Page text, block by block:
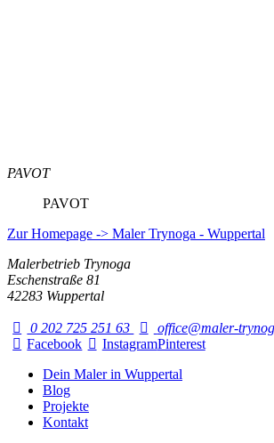
PAVOT
PAVOT
Zur Homepage -> Maler Trynoga - Wuppertal
Malerbetrieb Trynoga
Eschenstraße 81
42283 Wuppertal
0 202 725 251 63
office@maler-
Facebook
InstagramPinterest
Dein Maler in Wuppertal
Blog
Projekte
Kontakt